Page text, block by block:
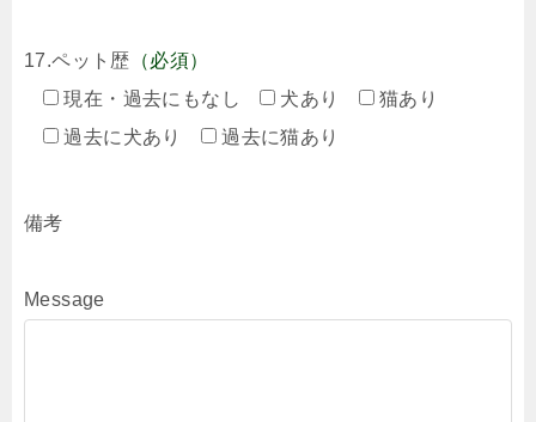
17.ペット歴 （必須）
現在・過去にもなし
犬あり
猫あり
過去に犬あり
過去に猫あり
備考
Message